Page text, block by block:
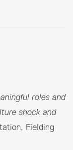
roles and
shock and
Fielding